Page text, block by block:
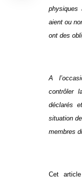
physiques
aient ou
ont des
A
contrôler
déclarés
situation
membres
Cet